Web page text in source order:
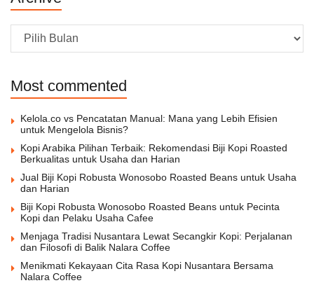
Archive
Most commented
Kelola.co vs Pencatatan Manual: Mana yang Lebih Efisien
untuk Mengelola Bisnis?
Kopi Arabika Pilihan Terbaik: Rekomendasi Biji Kopi Roasted
Berkualitas untuk Usaha dan Harian
Jual Biji Kopi Robusta Wonosobo Roasted Beans untuk Usaha
dan Harian
Biji Kopi Robusta Wonosobo Roasted Beans untuk Pecinta
Kopi dan Pelaku Usaha Cafee
Menjaga Tradisi Nusantara Lewat Secangkir Kopi: Perjalanan
dan Filosofi di Balik Nalara Coffee
Menikmati Kekayaan Cita Rasa Kopi Nusantara Bersama
Nalara Coffee